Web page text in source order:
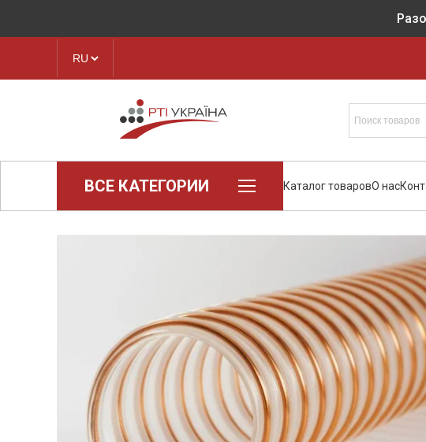
ВСЕ КАТЕГОРИИ
Ленты транспортерные
Рукава, шланги
Хомуты и БРСМ соединения
Набивки сальниковые
Композитные материалы Resimac
Парафиновая эмульсия
Каталог товаровО нас